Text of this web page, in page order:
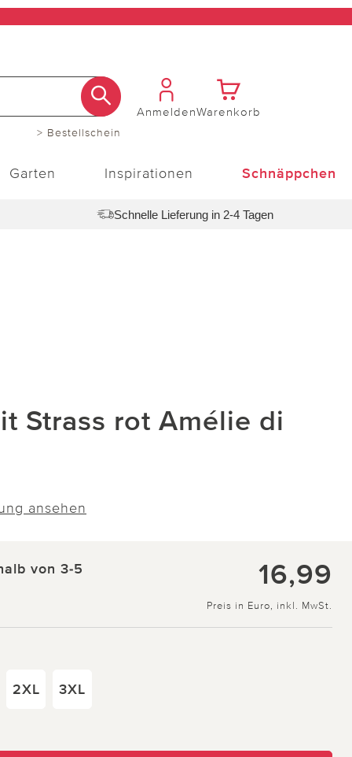
> Bestellschein
AnmeldenWarenkorb
Garten Inspirationen Schnäppchen
Schnelle Lieferung in 2-4 Tagen
Strass rot Amélie di
ansehen
von 3-5 16,99
Preis in Euro, inkl. MwSt.
2XL 3XL